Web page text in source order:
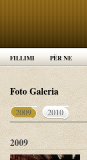
FILLIMI PËR NE
Foto Galeria
2009 2010
2009